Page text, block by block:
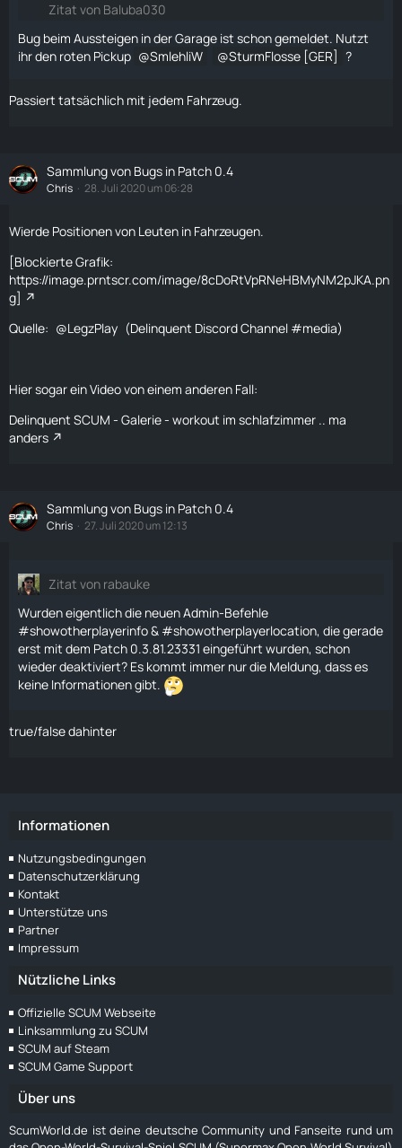
Zitat von Baluba030
Bug beim Aussteigen in der Garage ist schon gemeldet. Nutzt
ihr den roten Pickup
SmlehliW SturmFlosse [GER] ?
Passiert tatsächlich mit jedem Fahrzeug.
Sammlung von Bugs in Patch 0.4
Chris 28. Juli 2020 um 06:28
Wierde Positionen von Leuten in Fahrzeugen.
[Blockierte Grafik:
https://image.prntscr.com/image/8cDoRtVpRNeHBMyNM2pJKA.pn
g]
Quelle:
LegzPlay (Delinquent Discord Channel #media)
Hier sogar ein Video von einem anderen Fall:
Delinquent SCUM - Galerie - workout im schlafzimmer .. ma
anders
Sammlung von Bugs in Patch 0.4
Chris 27. Juli 2020 um 12:13
Zitat von rabauke
Wurden eigentlich die neuenAdmin-Befehle
#showotherplayerinfo & #showotherplayerlocation, die gerade
erst mit dem Patch 0.3.81.23331 eingeführt wurden, schon
wieder deaktiviert? Es kommt immer nur die Meldung, dass es
keine Informationen gibt.
true/false dahinter
Informationen
Nutzungsbedingungen
Datenschutzerklärung
Kontakt
Unterstütze uns
Partner
Impressum
Nützliche Links
Offizielle SCUM Webseite
Linksammlung zu SCUM
SCUM auf Steam
SCUM Game Support
Über uns
ScumWorld.de ist deine deutsche Community und Fanseite rund um